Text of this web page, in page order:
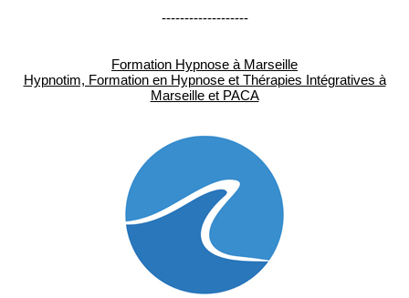
-------------------
Formation Hypnose à Marseille
Hypnotim, Formation en Hypnose et Thérapies Intégratives à
Marseille et PACA